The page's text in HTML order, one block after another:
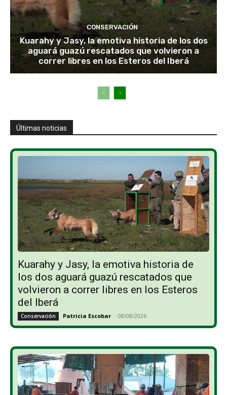
CONSERVACIÓN
Kuarahy y Jasy, la emotiva historia de los dos
aguará guazú rescatados que volvieron a
correr libres en los Esteros del Iberá
Últimas noticias
Kuarahy y Jasy, la emotiva historia de
los dos aguará guazú rescatados que
volvieron a correr libres en los Esteros
del Iberá
Conservación Patricia Escobar - 08/08/2026